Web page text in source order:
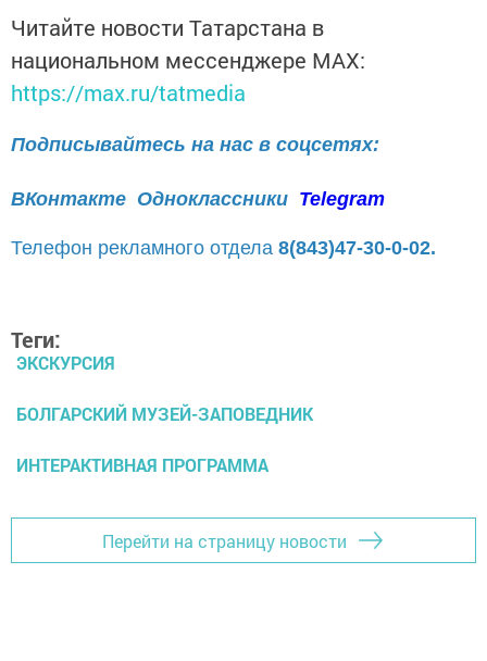
Читайте новости Татарстана в
национальном мессенджере MАХ:
https://max.ru/tatmedia
Подписывайтесь на нас в соцсетях:
ВКонтакте Одноклассники Telegram
Телефон рекламного отдела 8(843)47-30-0-02.
Теги:
ЭКСКУРСИЯ
БОЛГАРСКИЙ МУЗЕЙ-ЗАПОВЕДНИК
ИНТЕРАКТИВНАЯ ПРОГРАММА
Перейти на страницу новости